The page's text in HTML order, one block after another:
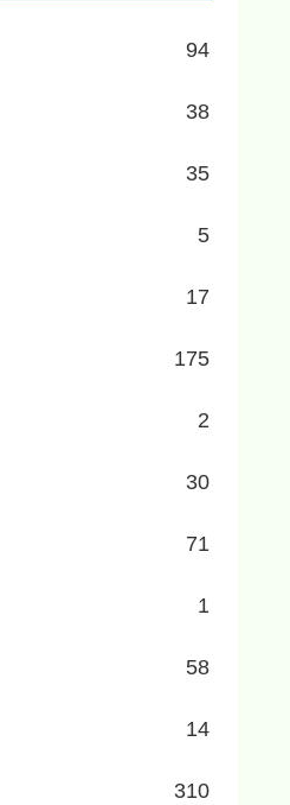
94
38
35
5
17
175
2
30
71
1
58
14
310